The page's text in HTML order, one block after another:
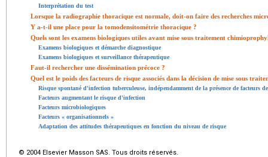
Interprétation du test
Lorsque la radiographie thoracique est normale, doit-on faire des recherches
Y a-t-il une place pour la tomodensitométrie thoracique ?
Quels sont les examens biologiques utiles avant mise sous traitement
Examens biologiques et démarche diagnostique
Examens biologiques et surveillance thérapeutique
Faut-il rechercher une dissémination précoce ?
Quel est le poids des facteurs de risque associés dans la décision de mise sous
Risque spontané d'infection tuberculeuse, indépendamment de la présence de facteurs
Facteurs augmentant le risque d'infection
Facteurs microbiologiques
Facteurs « organisationnels »
Adaptation des attitudes thérapeutiques en fonction du niveau de risque
© 2004 Elsevier Masson SAS. Tous droits réservés.